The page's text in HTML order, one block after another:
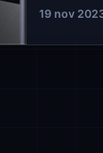
19 nov